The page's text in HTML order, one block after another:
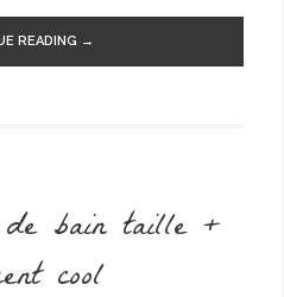
READING →
bain taille +
cool